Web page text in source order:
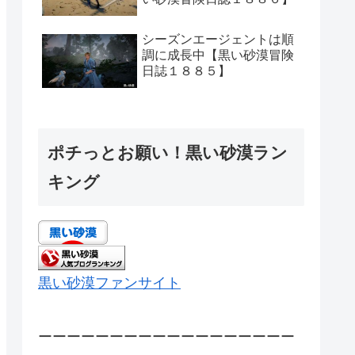
シーズンエージェントは順
調に成長中【黒い砂漠冒険
日誌１８８５】
ポチっとお願い！黒い砂漠ラン
キング
黒い砂漠ファンサイト
ーーーーーーーーーーーーーーーーーー